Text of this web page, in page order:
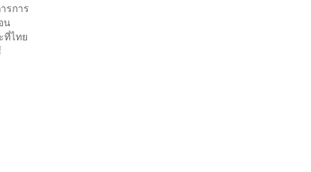
รการ
น
ที่ไทย